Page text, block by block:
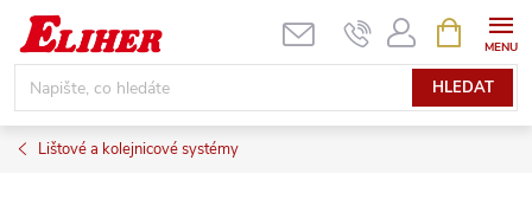
Přejít
obsah
HLEDAT
NÁKUPNÍ
KOŠÍK
Lištové a kolejnicové systémy